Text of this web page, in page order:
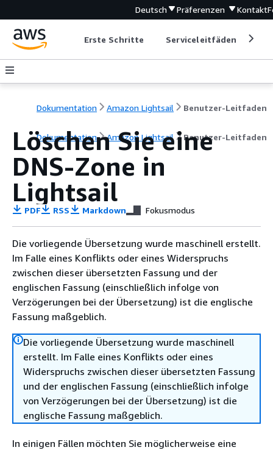
Deutsch Präferenzen Kontakt
Erste Schritte Serviceleitfäden
Dokumentation Amazon Lightsail Benutzer-Leitfaden
Dokumentation Amazon Lightsail Benutzer-Leitfaden
Löschen Sie eine
DNS-Zone in
Lightsail
PDF RSS Markdown Fokusmodus
Die vorliegende Übersetzung wurde maschinell erstellt.
Im Falle eines Konflikts oder eines Widerspruchs
zwischen dieser übersetzten Fassung und der
englischen Fassung (einschließlich infolge von
Verzögerungen bei der Übersetzung) ist die englische
Fassung maßgeblich.
Die vorliegende Übersetzung wurde maschinell
erstellt. Im Falle eines Konflikts oder eines
Widerspruchs zwischen dieser übersetzten Fassung
und der englischen Fassung (einschließlich infolge
von Verzögerungen bei der Übersetzung) ist die
englische Fassung maßgeblich.
In einigen Fällen möchten Sie möglicherweise eine